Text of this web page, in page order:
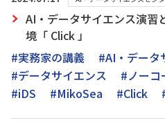
AI・データサイエンス演習
境「 Click 」
#実務家の講義
#AI・データ
#データサイエンス
#ノーコ
#iDS
#MikoSea #Click